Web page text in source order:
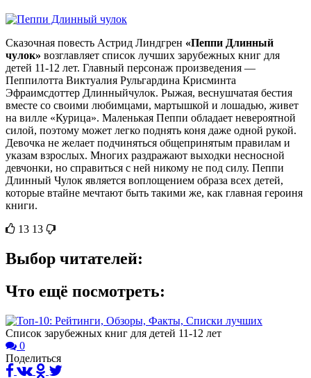
Сказочная повесть Астрид Линдгрен «Пеппи Длинный
чулок» возглавляет список лучших зарубежных книг для
детей 11-12 лет. Главный персонаж произведения —
Пеппилотта Виктуалия Рульгардина Крисминта
Эфраимсдоттер Длинныйчулок. Рыжая, веснушчатая бестия
вместе со своими любимцами, мартышкой и лошадью, живет
на вилле «Курица». Маленькая Пеппи обладает невероятной
силой, поэтому может легко поднять коня даже одной рукой.
Девочка не желает подчиняться общепринятым правилам и
указам взрослых. Многих раздражают выходки несносной
девчонки, но справиться с ней никому не под силу. Пеппи
Длинный Чулок является воплощением образа всех детей,
которые втайне мечтают быть такими же, как главная героиня
книги.
13 13
Выбор читателей:
Что ещё посмотреть:
Список зарубежных книг для детей 11-12 лет
0
Поделиться